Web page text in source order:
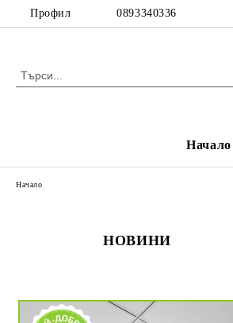
Профил 0893340336
Начало
НОВИНИ
Начало